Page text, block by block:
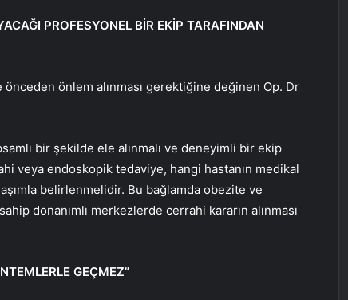
PROFESYONEL BİR EKİP TARAFINDAN
önlem alınması gerektiğine değinen Op. Dr
bir şekilde ele alınmalı ve deneyimli bir ekip
veya endoskopik tedaviye, hangi hastanın medikal
belirlenmelidir. Bu bağlamda obezite ve
donanımlı merkezlerde cerrahi kararın alınması
GEÇMEZ”